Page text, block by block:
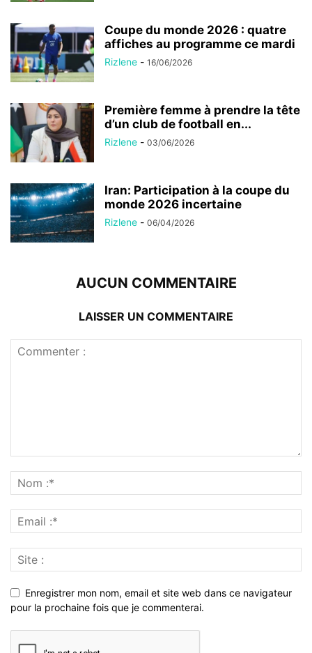
Coupe du monde 2026 : quatre
affiches au programme ce mardi
Rizlene - 16/06/2026
Première femme à prendre la tête
d’un club de football en...
Rizlene - 03/06/2026
Iran: Participation à la coupe du
monde 2026 incertaine
Rizlene - 06/04/2026
AUCUN COMMENTAIRE
LAISSER UN COMMENTAIRE
Enregistrer mon nom, email et site web dans ce navigateur
pour la prochaine fois que je commenterai.